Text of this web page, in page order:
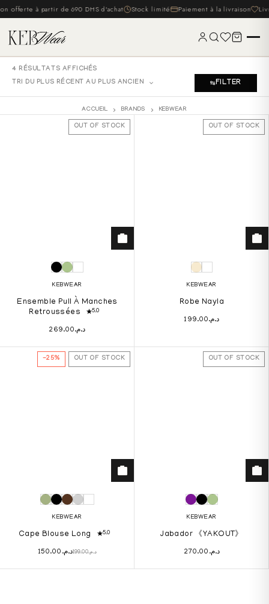
offerte à partir de 690 DHS d'achat Stock limité Paiement à la livraison
ACCUEIL
NOS PRODUITS
4 RÉSULTATS AFFICHÉS
TRI DU PLUS RÉCENT AU PLUS ANCIEN
FILTER
ACCUEIL BRANDS KEBWEAR
OUT OF STOCK
KEBWEAR
Ensemble Pull À Manches
Retroussées
5.0
د.م.269.00
OUT OF STOCK
KEBWEAR
Robe Nayla
د.م.199.00
-25% OUT OF STOCK
KEBWEAR
Cape Blouse Long 5.0
د.م.199.00د.م. 150.00
OUT OF STOCK
KEBWEAR
Jabador 《YAKOUT》
د.م. 270.00